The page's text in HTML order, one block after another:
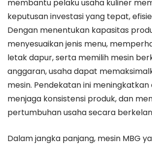
membantu pelaku usaha kuliner
keputusan investasi yang tepat,
Dengan menentukan kapasitas
menyesuaikan jenis menu,
letak dapur, serta memilih mesin
anggaran, usaha dapat
mesin. Pendekatan ini meningkatkan
menjaga konsistensi produk, dan
pertumbuhan usaha secara
Dalam jangka panjang, mesin MBG